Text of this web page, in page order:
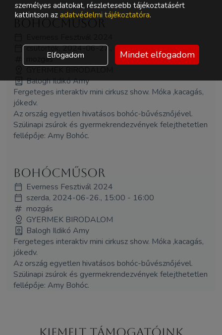
csütörtök, 2024-06-27., 15:00 - 16:00
mozgás
Balogh Ildikó Amy
Fergeteges interaktiv mini cirkusz show. Móka ,kacagás,
jókedv.
Az ország egyetlen hivatásos bohóc-bűvésznőjével.
Szülinapi zsúrok és gyermekrendezvények felejthetetlen
fellépője: Amy Bohóc.
Bohócműsor
Everness Fesztivál 2024
szerda, 2024-06-26., 15:00 - 16:00
mozgás
GYERMEK BIRODALOM
Balogh Ildikó Amy
Fergeteges interaktiv mini cirkusz show. Móka ,kacagás,
jókedv.
Az ország egyetlen hivatásos bohóc-bűvésznőjével.
Szülinapi zsúrok és gyermekrendezvények felejthetetlen
fellépője: Amy Bohóc.
személyes adatokat, részletesebb tájékoztatásért
kattintson az adatvédelmi tájékoztatóra.
Elfogadom Mindet elfogadom